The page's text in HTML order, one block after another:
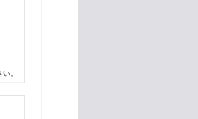
。